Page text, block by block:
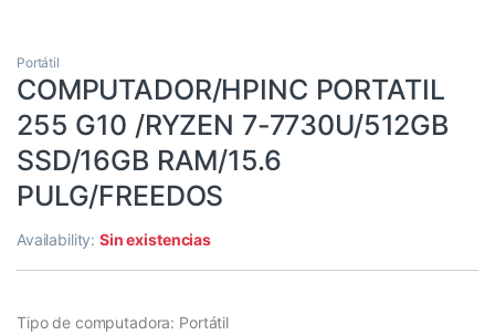
Portátil
COMPUTADOR/HPINC PORTATIL
255 G10 /RYZEN 7-7730U/512GB
SSD/16GB RAM/15.6
PULG/FREEDOS
Availability:Sin existencias
Tipo de computadora: Portátil